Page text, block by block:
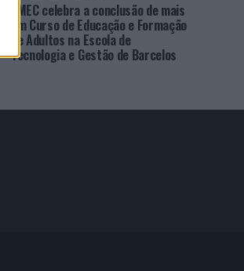
EMEC celebra a conclusão de mais
um Curso de Educação e Formação
de Adultos na Escola de
Tecnologia e Gestão de Barcelos